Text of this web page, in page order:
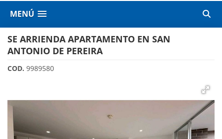
MENÚ
SE ARRIENDA APARTAMENTO EN SAN
ANTONIO DE PEREIRA
COD. 9989580